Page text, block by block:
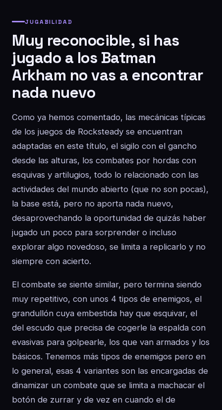
JUGABILIDAD
Muy reconocible, si has
jugado a los Batman
Arkham no vas a encontrar
nada nuevo
Como ya hemos comentado, las mecánicas típicas
de los juegos de Rocksteady se encuentran
adaptadas en este título, el sigilo con el gancho
desde las alturas, los combates por hordas con
esquivas y artilugios, todo lo relacionado con las
actividades del mundo abierto (que no son pocas),
la base está, pero no aporta nada nuevo,
desaprovechando la oportunidad de quizás haber
jugado un poco para sorprender o incluso
explorar algo novedoso, se limita a replicarlo y no
siempre con acierto.
El combate se siente similar, pero termina siendo
muy repetitivo, con unos 4 tipos de enemigos, el
grandullón cuya embestida hay que esquivar, el
del escudo que precisa de cogerle la espalda con
evasivas para golpearle, los que van armados y los
básicos. Tenemos más tipos de enemigos pero en
lo general, esas 4 variantes son las encargadas de
dinamizar un combate que se limita a machacar el
botón de zurrar y de vez en cuando el de